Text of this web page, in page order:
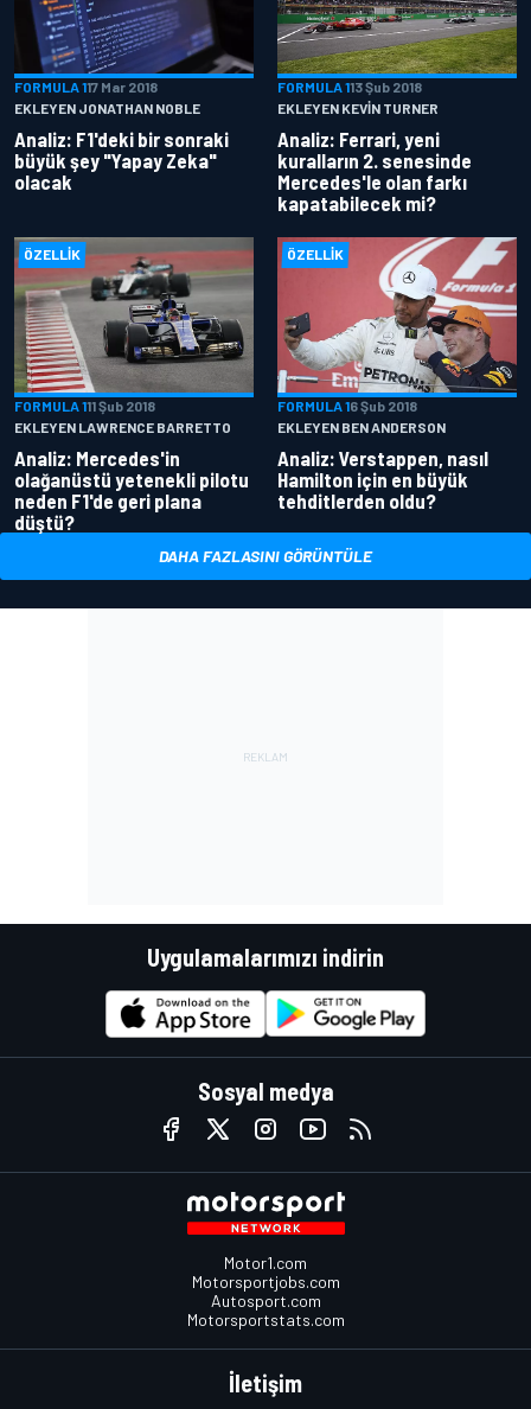
FORMULA 117 Mar 2018
EKLEYEN JONATHAN NOBLE
Analiz: F1'deki bir sonraki
büyük şey "Yapay Zeka"
olacak
FORMULA 113 Şub 2018
EKLEYEN KEVIN TURNER
Analiz: Ferrari, yeni
kuralların 2. senesinde
Mercedes'le olan farkı
kapatabilecek mi?
ÖZELLIK
FORMULA 111 Şub 2018
EKLEYEN LAWRENCE BARRETTO
Analiz: Mercedes'in
olağanüstü yetenekli pilotu
neden F1'de geri plana
düştü?
ÖZELLIK
FORMULA 16 Şub 2018
EKLEYEN BEN ANDERSON
Analiz: Verstappen, nasıl
Hamilton için en büyük
tehditlerden oldu?
DAHA FAZLASINI GÖRÜNTÜLE
Uygulamalarımızı indirin
Sosyal medya
Motor1.com
Motorsportjobs.com
Autosport.com
Motorsportstats.com
İletişim